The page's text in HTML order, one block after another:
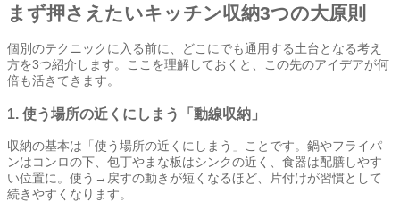
まず押さえたいキッチン収納3つの大原則
個別のテクニックに入る前に、どこにでも通用する土台となる考え
方を3つ紹介します。ここを理解しておくと、この先のアイデアが何
倍も活きてきます。
1. 使う場所の近くにしまう「動線収納」
収納の基本は「使う場所の近くにしまう」ことです。鍋やフライパ
ンはコンロの下、包丁やまな板はシンクの近く、食器は配膳しやす
い位置に。使う→戻すの動きが短くなるほど、片付けが習慣として
続きやすくなります。